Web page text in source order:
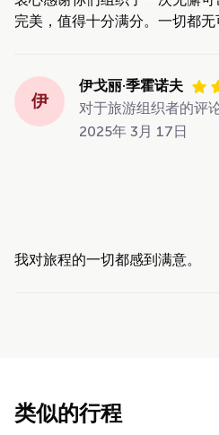
完美，值得十分满分。一切都无
伊
伊戈丽·季霍诺夫
对于旅游组织者的评
2025年 3月 17日
我对旅程的一切都感到满意。
类似的行程